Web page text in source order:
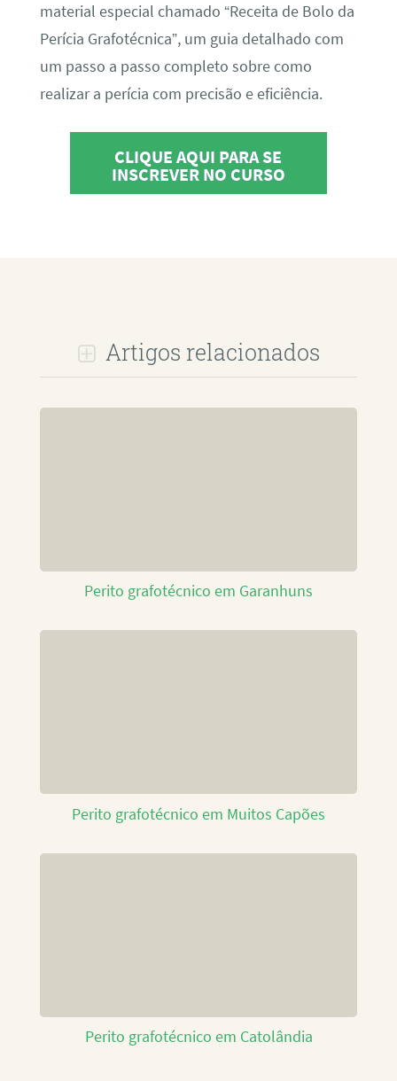
material especial chamado “Receita de Bolo da
Perícia Grafotécnica”, um guia detalhado com
um passo a passo completo sobre como
realizar a perícia com precisão e eficiência.
CLIQUE AQUI PARA SE
INSCREVER NO CURSO
Artigos relacionados
Perito grafotécnico em Garanhuns
Perito grafotécnico em Muitos Capões
Perito grafotécnico em Catolândia